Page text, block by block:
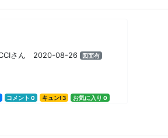
さん 2020-08-26 図面有
コメント 0 キュン! 3 お気に入り 0